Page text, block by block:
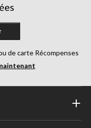
de carte Récompenses